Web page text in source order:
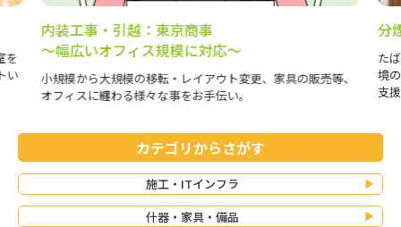
、
分煙コンサルティング
たばこを吸う方と吸われない方が快適に過ごせるオフィス環
境の実現に向け、分煙環境の整備と喫煙に関する課題解決を
支援します。
香
嗅
で
カテゴリからさがす
施工・ITインフラ
什器・家具・備品